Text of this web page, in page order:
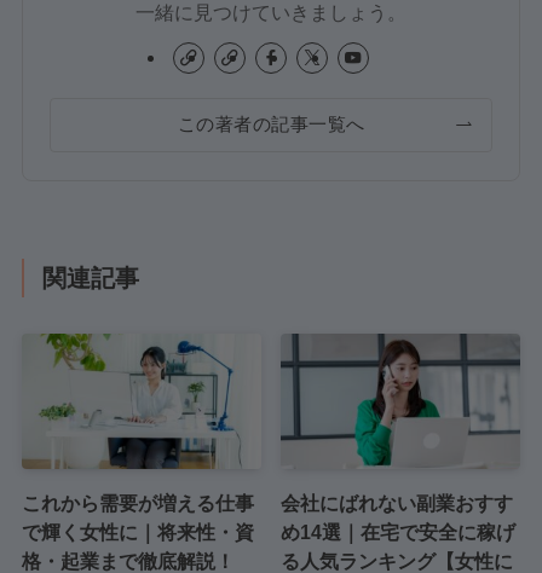
一緒に見つけていきましょう。
この著者の記事一覧へ
関連記事
これから需要が増える仕事
で輝く女性に｜将来性・資
格・起業まで徹底解説！
会社にばれない副業おすす
め14選｜在宅で安全に稼げ
る人気ランキング【女性に